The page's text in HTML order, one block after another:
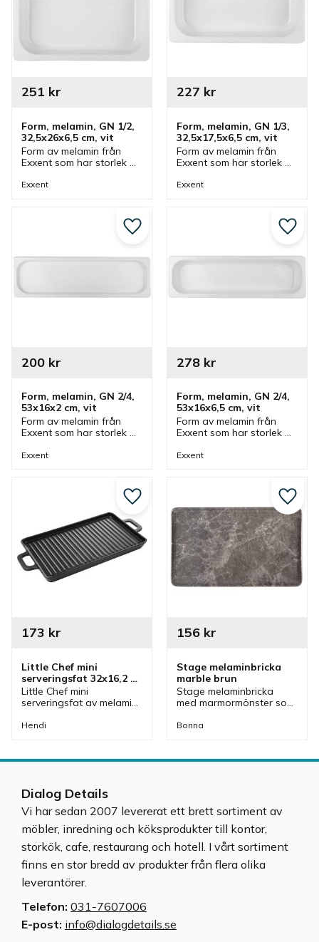
Form, melamin, GN 1/2,
32,5x26x6,5 cm, vit
Form av melamin från
Exxent som har storlek
1/2. Form som passar bra
251 kr
Exxent
Form, melamin, GN 1/3,
32,5x17,5x6,5 cm, vit
Form av melamin från
Exxent som har storlek
1/3. Form som passar bra
227 kr
Exxent
Form, melamin, GN 2/4,
53x16x2 cm, vit
Form av melamin från
Exxent som har storlek
Form som passar bra
200kr
Exxent
Lägg till i favoriter
Form, melamin, GN 2/4,
53x16x6,5 cm, vit
Form av melamin från
Exxent som har storlek
Form som passar bra
278kr
Exxent
Lägg
Little Chef mini
serveringsfat 32x16,2
cm
Little Chef mini
serveringsfat av melamin
fat i form av grillpanna
uppläggningsfat.
173 kr
Hendi
Lägg till i favoriter
Stage melaminbricka
marble brun
Stage melaminbricka
med marmormönster som
serveringsfat och
156kr
Bonna
Lägg
Dialog Details
Vi har sedan 2007 levererat ett brett sortiment av
möbler, inredning och köksprodukter till kontor,
storkök, cafe, restaurang och hotell. I vårt sortiment
finns en stor bredd av produkter från flera olika
leverantörer.
Telefon: 031-7607006
E-post: info@dialogdetails.se